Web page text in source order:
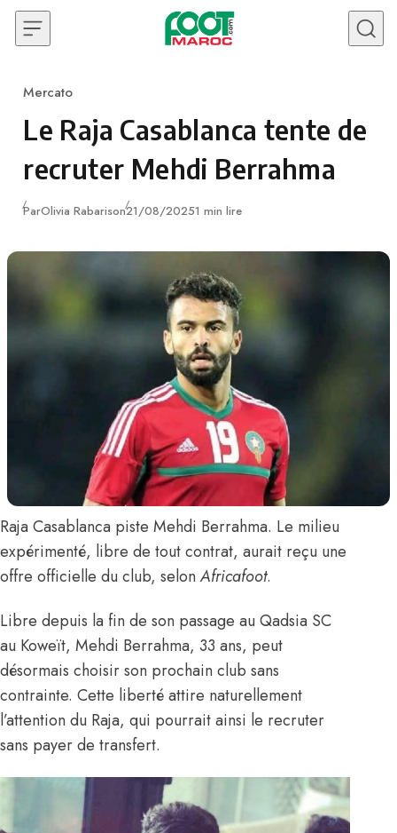
Skip to content
Category
Mercato
Le Raja Casablanca tente de
recruter Mehdi Berrahma
ParOlivia RabarisonPublié
21/08/20251 min lire
Raja Casablanca piste Mehdi Berrahma. Le milieu
expérimenté, libre de tout contrat, aurait reçu une
offre officielle du club, selonAfricafoot.
Libre depuis la fin de son passage au Qadsia SC
au Koweït, Mehdi Berrahma, 33 ans, peut
désormais choisir son prochain club sans
contrainte. Cette liberté attire naturellement
l’attention du Raja, qui pourrait ainsi le recruter
sans payer de transfert.